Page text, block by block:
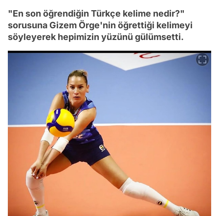
"En son öğrendiğin Türkçe kelime nedir?"
sorusuna Gizem Örge'nin öğrettiği kelimeyi
söyleyerek hepimizin yüzünü gülümsetti.